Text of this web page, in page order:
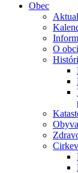
Obec
O obci
Cirkev